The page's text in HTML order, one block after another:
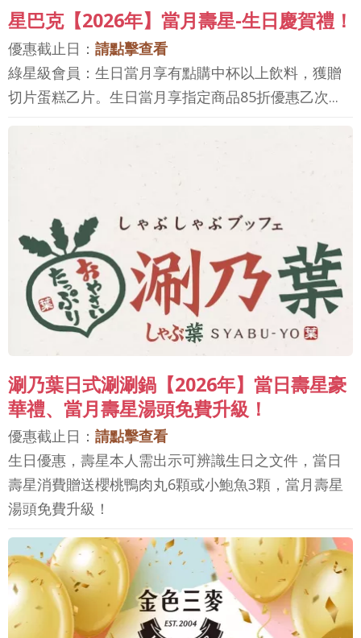
星巴克【2026年】當月壽星-生日慶賀禮！
優惠截止日： 請點擊查看
綠星級會員：生日當月享有點購中杯以上飲料，獲贈
切片蛋糕乙片。生日當月享指定商品85折優惠乙次...
涮乃葉日式涮涮鍋【2026年】當日壽星豪
華禮、當月壽星湯頭免費升級！
優惠截止日： 請點擊查看
生日優惠，壽星本人需出示可辨識生日之文件，當日
壽星消費贈送櫻桃鴨肉丸6顆或小鮑魚3顆，當月壽星
湯頭免費升級！